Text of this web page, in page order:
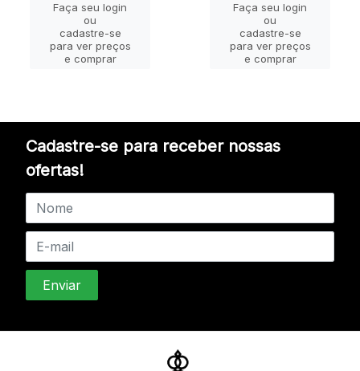
Faça seu login
ou
cadastre-se
para ver preços
e comprar
Faça seu login
ou
cadastre-se
para ver preços
e comprar
Cadastre-se para receber nossas
ofertas!